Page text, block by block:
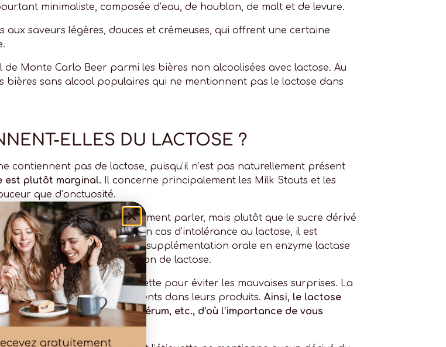
minimaliste, composée d’eau, de houblon, de malt et de levure.
saveurs légères, douces et crémeuses, qui offrent une certaine
Monte Carlo Beer parmi les bières non alcoolisées avec lactose. Au
sans alcool populaires qui ne mentionnent pas le lactose dans
ELLES DU LACTOSE ?
contiennent pas de lactose, puisqu’il n’est pas naturellement présent
est plutôt marginal. Il concerne principalement les Milk Stouts et les
que d’onctuosité.
avec du lait à proprement parler, mais plutôt que le sucre dérivé
au cours du brassage. En cas d’intolérance au lactose, il est
ou d’adopter une supplémentation orale en enzyme lactase
liés à la consommation de lactose.
aussi à décrypter son étiquette pour éviter les mauvaises surprises. La
en gras les allergènes présents dans leurs produits. Ainsi, le lactose
lait, poudre de lait, lactosérum, etc., d’où l’importance de vous
gratuitement